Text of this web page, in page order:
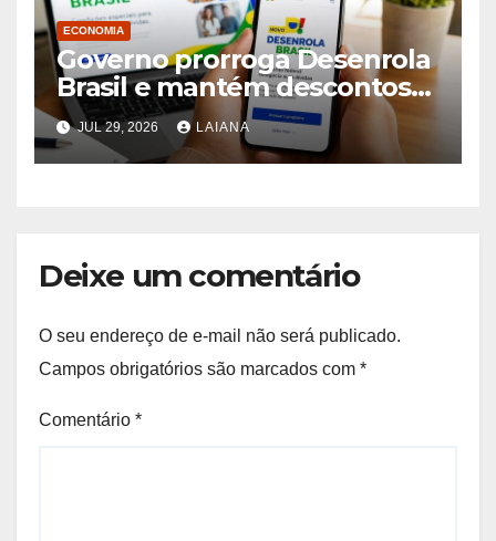
ECONOMIA
Governo prorroga Desenrola
Brasil e mantém descontos
de até 90%
JUL 29, 2026 LAIANA
Deixe um comentário
O seu endereço de e-mail não será publicado.
Campos obrigatórios são marcados com *
Comentário *